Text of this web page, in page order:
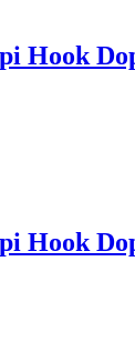
Hook
Hook